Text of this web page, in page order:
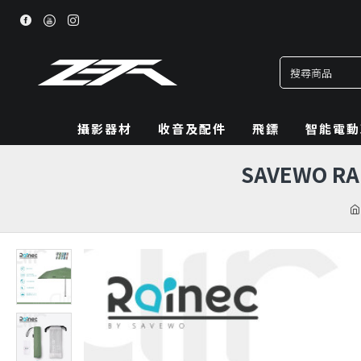
攝影器材 收音及配件 飛鏢 智能電
SAVEWO